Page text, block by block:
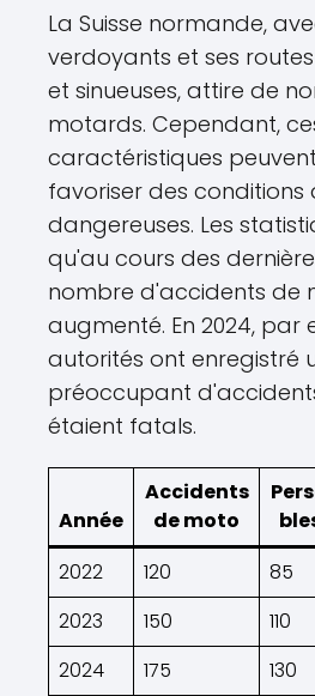
La Suisse normande,
verdoyants et ses
et sinueuses, attire de
motards. Cependant,
caractéristiques
favoriser des conditions
dangereuses. Les
qu'au cours des
nombre d'accidents de
augmenté. En 2024, par
autorités ont enregistré
préoccupant
étaient fatals.
Année
Accidents
de moto
2022
120 85
2023
150 110
2024
175 130